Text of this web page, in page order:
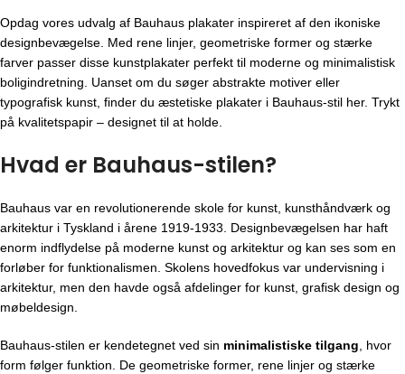
Opdag vores udvalg af Bauhaus plakater inspireret af den ikoniske
designbevægelse. Med rene linjer, geometriske former og stærke
farver passer disse kunstplakater perfekt til moderne og minimalistisk
boligindretning. Uanset om du søger abstrakte motiver eller
typografisk kunst, finder du æstetiske plakater i Bauhaus-stil her. Trykt
på kvalitetspapir – designet til at holde.
Hvad er Bauhaus-stilen?
Bauhaus var en revolutionerende skole for kunst, kunsthåndværk og
arkitektur i Tyskland i årene 1919-1933. Designbevægelsen har haft
enorm indflydelse på moderne kunst og arkitektur og kan ses som en
forløber for funktionalismen. Skolens hovedfokus var undervisning i
arkitektur, men den havde også afdelinger for kunst, grafisk design og
møbeldesign.
Bauhaus-stilen er kendetegnet ved sin minimalistiske tilgang , hvor
form følger funktion. De geometriske former, rene linjer og stærke